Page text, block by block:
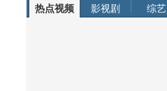
热点视频 影视剧 综艺